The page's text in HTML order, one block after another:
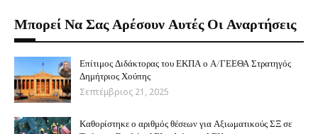
Μπορεί Να Σας Αρέσουν Αυτές Οι Αναρτήσεις
Επίτιμος Διδάκτορας του ΕΚΠΑ ο Α/ΓΕΕΘΑ Στρατηγός
Δημήτριος Χούπης
Σεπτέμβριος 21, 2025
Καθορίστηκε ο αριθμός θέσεων για Αξιωματικούς ΣΞ σε